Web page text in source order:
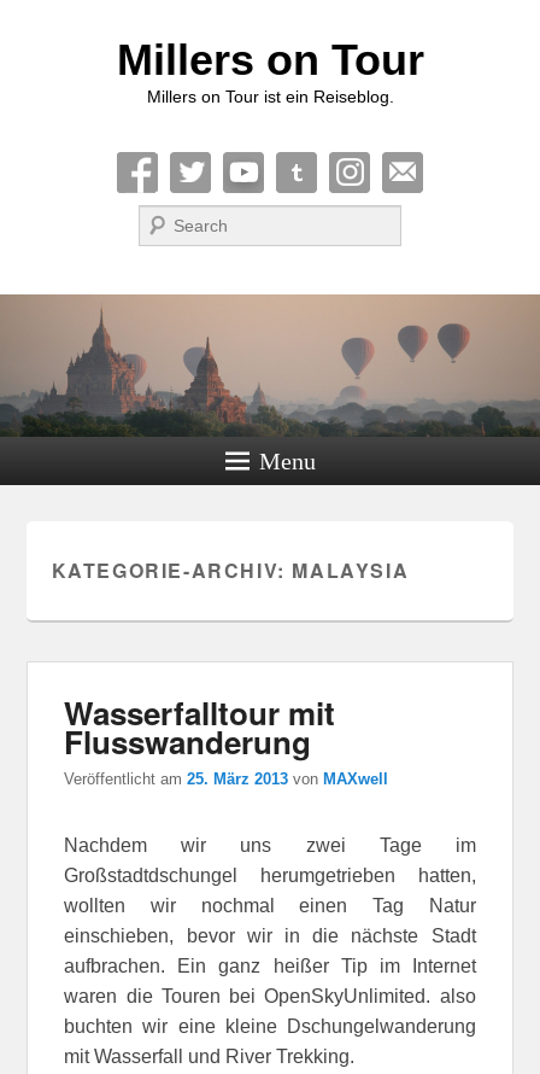
Millers on Tour
Millers on Tour ist ein Reiseblog.
Suche
Menu
KATEGORIE-ARCHIV: MALAYSIA
Wasserfalltour mit
Flusswanderung
Veröffentlicht am25. März 2013 von MAXwell
Nachdem wir uns zwei Tage im
Großstadtdschungel herumgetrieben hatten,
wollten wir nochmal einen Tag Natur
einschieben, bevor wir in die nächste Stadt
aufbrachen. Ein ganz heißer Tip im Internet
waren die Touren bei OpenSkyUnlimited. also
buchten wir eine kleine Dschungelwanderung
mit Wasserfall und River Trekking.